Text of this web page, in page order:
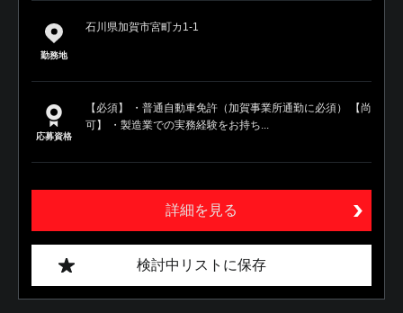
勤務地
石川県加賀市宮町カ1-1
応募資格
【必須】 ・普通自動車免許（加賀事業所通勤に必須） 【尚
可】 ・製造業での実務経験をお持ち...
詳細を見る
検討中リストに保存